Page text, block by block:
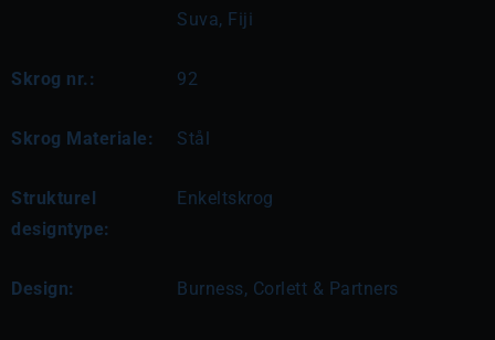
Suva, Fiji
Skrog nr.: 92
Skrog Materiale: Stål
Strukturel
designtype:
Enkeltskrog
Design: Burness, Corlett & Partners